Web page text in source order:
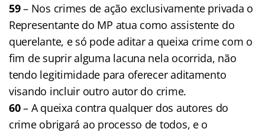
59– Nos crimes de ação exclusivamente privada o
Representante do MP atua como assistente do
querelante, e só pode aditar a queixa crime com o
fim de suprir alguma lacuna nela ocorrida, não
tendo legitimidade para oferecer aditamento
visando incluir outro autor do crime.
60– A queixa contra qualquer dos autores do
crime obrigará ao processo de todos, e o